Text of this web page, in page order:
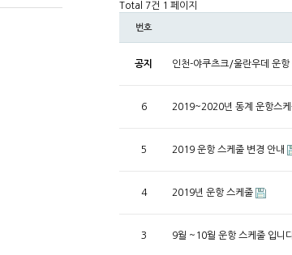
Total 7건 1 페이지
번호
공지 인천-야쿠츠크/울란우데 운항
6 2019~2020년 동계 운항스
5 2019 운항 스케줄 변경 안내
4 2019년 운항 스케줄
3 9월 ~10월 운항 스케줄 입니